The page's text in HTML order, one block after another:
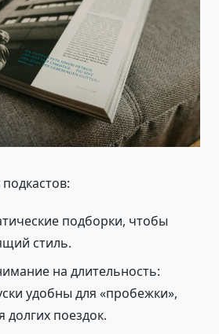
подборки, чтобы
стиль.
на длительность:
удобны для «пробежки»,
поездок.